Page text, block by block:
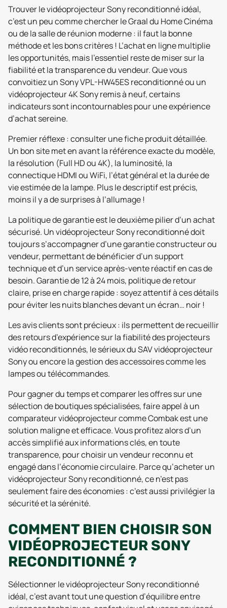
Trouver le vidéoprojecteur Sony reconditionné idéal,
c’est un peu comme chercher le Graal du Home Cinéma
ou de la salle de réunion moderne : il faut la bonne
méthode et les bons critères ! L’achat en ligne multiplie
les opportunités, mais l’essentiel reste de miser sur la
fiabilité et la transparence du vendeur. Que vous
convoitiez un Sony VPL-HW45ES reconditionné ou un
vidéoprojecteur 4K Sony remis à neuf, certains
indicateurs sont incontournables pour une expérience
d’achat sereine.
Premier réflexe : consulter une fiche produit détaillée.
Un bon site met en avant la référence exacte du modèle,
la résolution (Full HD ou 4K), la luminosité, la
connectique HDMI ou WiFi, l’état général et la durée de
vie estimée de la lampe. Plus le descriptif est précis,
moins il y a de surprises à l’allumage !
La politique de garantie est le deuxième pilier d’un achat
sécurisé. Un vidéoprojecteur Sony reconditionné doit
toujours s’accompagner d’une garantie constructeur ou
vendeur, permettant de bénéficier d’un support
technique et d’un service après-vente réactif en cas de
besoin. Garantie de 12 à 24 mois, politique de retour
claire, prise en charge rapide : soyez attentif à ces détails
pour éviter les nuits blanches devant un écran… noir !
Les avis clients sont précieux : ils permettent de recueillir
des retours d’expérience sur la fiabilité des projecteurs
vidéo reconditionnés, le sérieux du SAV vidéoprojecteur
Sony ou encore la gestion des accessoires comme les
lampes ou télécommandes.
Pour gagner du temps et comparer les offres sur une
sélection de boutiques spécialisées, faire appel à un
comparateur vidéoprojecteur comme Combak est une
solution maligne et efficace. Vous profitez alors d’un
accès simplifié aux informations clés, en toute
transparence, pour choisir un vendeur reconnu et
engagé dans l’économie circulaire. Parce qu’acheter un
vidéoprojecteur Sony reconditionné, ce n’est pas
seulement faire des économies : c’est aussi privilégier la
sécurité et la sérénité.
COMMENT BIEN CHOISIR SON
VIDÉOPROJECTEUR SONY
RECONDITIONNÉ ?
Sélectionner le vidéoprojecteur Sony reconditionné
idéal, c’est avant tout une question d’équilibre entre